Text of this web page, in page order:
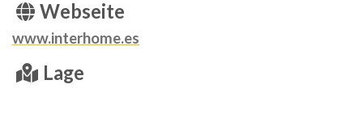
Webseite
www.interhome.es
Lage